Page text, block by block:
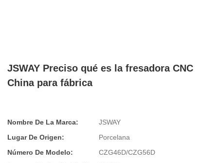
JSWAY Preciso qué es la fresadora CNC
China para fábrica
Nombre De La Marca:
JSWAY
Lugar De Origen:
Porcelana
Número De Modelo:
CZG46D/CZG56D